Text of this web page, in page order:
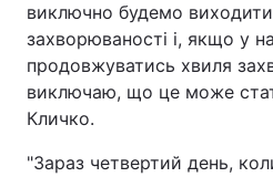
виключно будемо
захворюваності і, якщо у
продовжуватись хвиля
виключаю, що це може
Кличко.
"Зараз четвертий день,